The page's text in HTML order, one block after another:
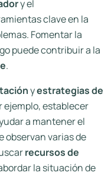
y el
clave en la
Fomentar la
puede contribuir a la
.
yestrategias de
ejemplo, establecer
a mantener el
observan varias de
recursos de
la situación de